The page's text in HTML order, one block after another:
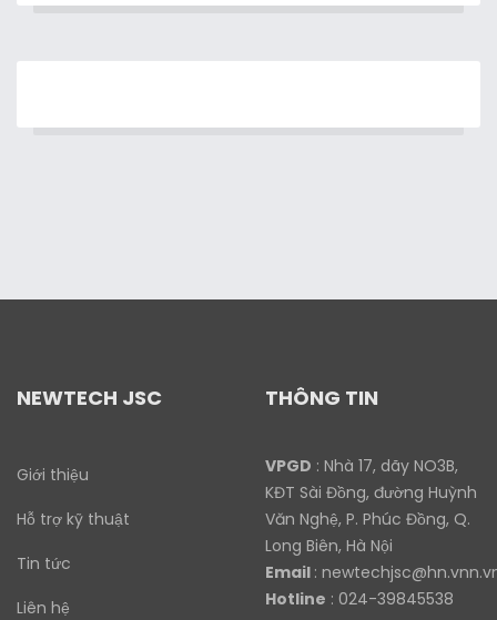
NEWTECH JSC
Giới thiệu
Hỗ trợ kỹ thuật
Tin tức
Liên hệ
THÔNG TIN
VPGD : Nhà 17, dãy NO3B,
KĐT Sài Đồng, đường Huỳnh
Văn Nghệ, P. Phúc Đồng, Q.
Long Biên, Hà Nội
Email :
Hotline : 024-39845538